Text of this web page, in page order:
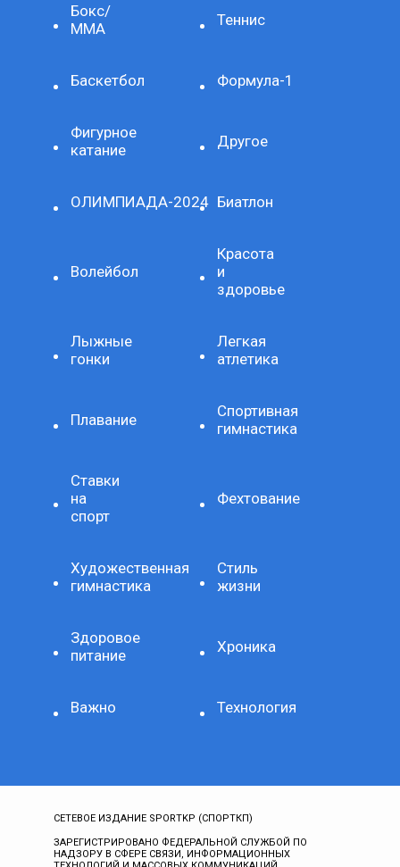
Бокс/
ММА
Теннис
Баскетбол Формула-1
Фигурное
катание
Другое
ОЛИМПИАДА-2024 Биатлон
Волейбол
Красота
и
здоровье
Лыжные
гонки
Легкая
атлетика
Плавание
Спортивная
гимнастика
Ставки
на
спорт
Фехтование
Художественная
гимнастика
Стиль
жизни
Здоровое
питание
Хроника
Важно Технология
СЕТЕВОЕ ИЗДАНИЕ SPORTKP (СПОРТКП)
ЗАРЕГИСТРИРОВАНО ФЕДЕРАЛЬНОЙ СЛУЖБОЙ ПО
НАДЗОРУ В СФЕРЕ СВЯЗИ, ИНФОРМАЦИОННЫХ